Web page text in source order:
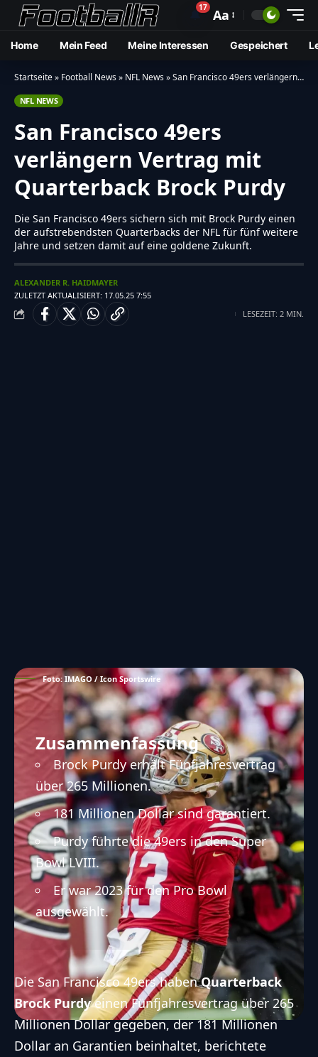
🔔17 Aa
Home Mein Feed Meine Interessen Gespeichert
Startseite» Football News» NFL News»San Francisco 49ers verlängern Vertrag mit Quarterback Brock Purdy
NFL NEWS
San Francisco 49ers
verlängern Vertrag mit
Quarterback Brock Purdy
Die San Francisco 49ers sichern sich mit Brock Purdy einen
der aufstrebendsten Quarterbacks der NFL für fünf weitere
Jahre und setzen damit auf eine goldene Zukunft.
ZULETZT AKTUALISIERT: 17.05.25 7:55
ALEXANDER R. HAIDMAYER
LESEZEIT: 2 MIN.
Foto: IMAGO / Icon Sportswire
Zusammenfassung
Brock Purdy erhält Fünfjahresvertrag
über 265 Millionen.
181 Millionen Dollar sind garantiert.
Purdy führte die 49ers in den Super
Bowl LVIII.
Er war 2023 für den Pro Bowl
ausgewählt.
DieSan Francisco 49ershabenQuarterback
Brock Purdyeinen Fünfjahresvertrag über 265
Millionen Dollar gegeben, der 181 Millionen
Dollar an Garantien beinhaltet, berichtete